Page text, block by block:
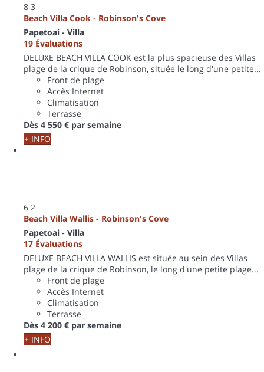
8 3
Beach Villa Cook - Robinson's Cove
Papetoai - Villa
19 Évaluations
DELUXE BEACH VILLA COOK est la plus spacieuse des Villas
plage de la crique de Robinson, située le long d'une petite...
Front de plage
Accès Internet
Climatisation
Terrasse
Dès 4 550 € par semaine
+ INFO
6 2
Beach Villa Wallis - Robinson's Cove
Papetoai - Villa
17 Évaluations
DELUXE BEACH VILLA WALLIS est située au sein des Villas
plage de la crique de Robinson, le long d'une petite plage...
Front de plage
Accès Internet
Climatisation
Terrasse
Dès 4 200 € par semaine
+ INFO